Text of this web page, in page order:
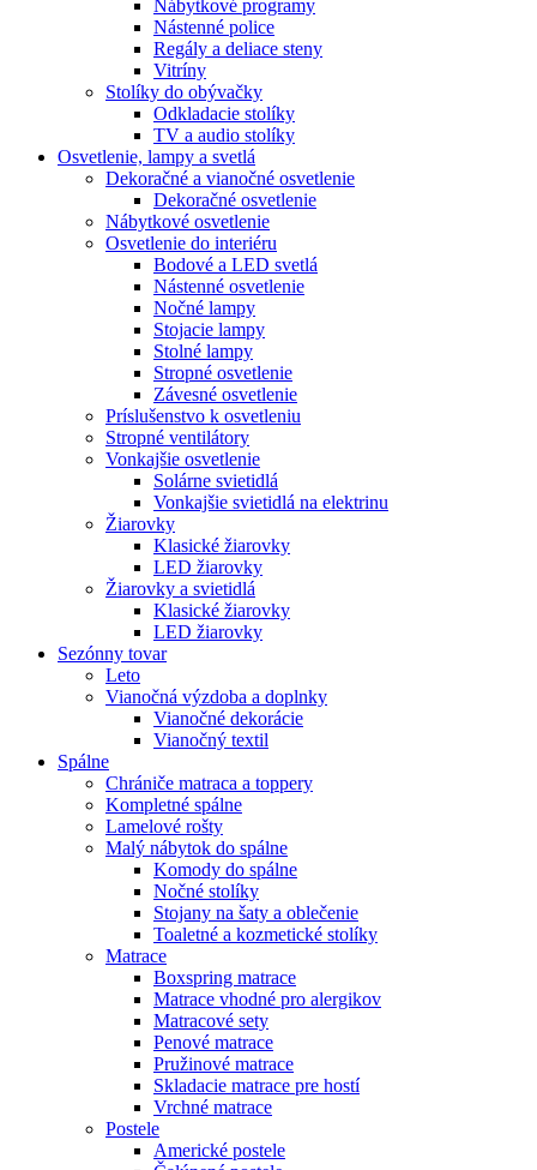
Nábytkové programy
Nástenné police
Regály a deliace steny
Vitríny
Stolíky do obývačky
Odkladacie stolíky
TV a audio stolíky
Osvetlenie, lampy a svetlá
Dekoračné a vianočné osvetlenie
Dekoračné osvetlenie
Nábytkové osvetlenie
Osvetlenie do interiéru
Bodové a LED svetlá
Nástenné osvetlenie
Nočné lampy
Stojacie lampy
Stolné lampy
Stropné osvetlenie
Závesné osvetlenie
Príslušenstvo k osvetleniu
Stropné ventilátory
Vonkajšie osvetlenie
Solárne svietidlá
Vonkajšie svietidlá na elektrinu
Žiarovky
Klasické žiarovky
LED žiarovky
Žiarovky a svietidlá
Klasické žiarovky
LED žiarovky
Sezónny tovar
Leto
Vianočná výzdoba a doplnky
Vianočné dekorácie
Vianočný textil
Spálne
Chrániče matraca a toppery
Kompletné spálne
Lamelové rošty
Malý nábytok do spálne
Komody do spálne
Nočné stolíky
Stojany na šaty a oblečenie
Toaletné a kozmetické stolíky
Matrace
Boxspring matrace
Matrace vhodné pro alergikov
Matracové sety
Penové matrace
Pružinové matrace
Skladacie matrace pre hostí
Vrchné matrace
Postele
Americké postele